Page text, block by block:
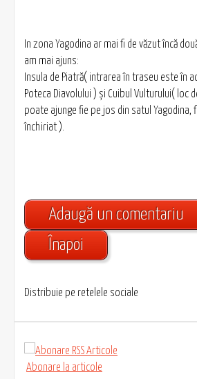
In zona Yagodina ar mai fi de văzut încă
am mai ajuns:
Insula de Piatră( intrarea în traseu este în
Poteca Diavolului ) și Cuibul Vulturului( loc
poate ajunge fie pe jos din satul Yagodina,
închiriat ).
Adaugă un comentariu
Înapoi
Distribuie pe retelele sociale
Abonare la articole